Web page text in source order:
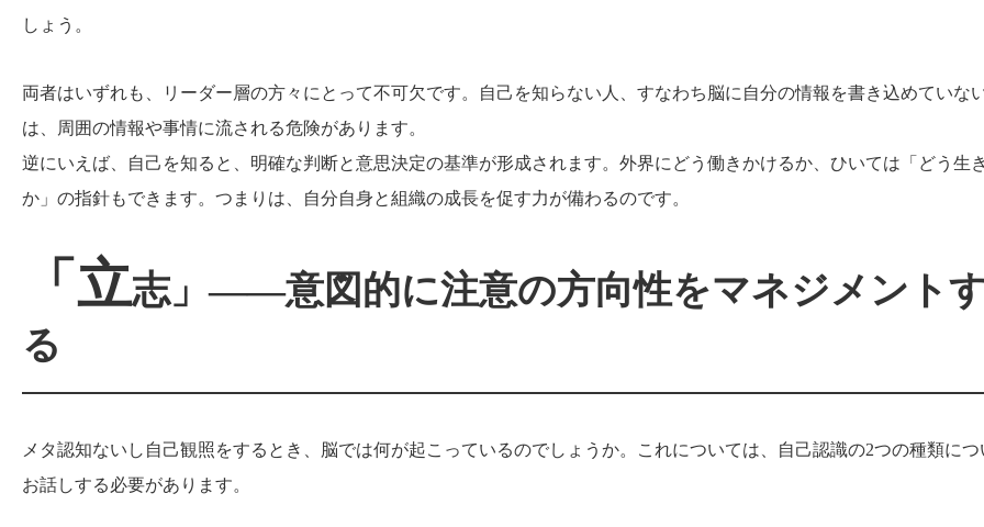
しょう。
両者はいずれも、リーダー層の方々にとって不可欠です。自己を知らない人、すなわち脳に自分の情報を書き込めていな
は、周囲の情報や事情に流される危険があります。
逆にいえば、自己を知ると、明確な判断と意思決定の基準が形成されます。外界にどう働きかけるか、ひいては「どう生
か」の指針もできます。つまりは、自分自身と組織の成長を促す力が備わるのです。
「立志」――意図的に注意の方向性をマネジメント
る
メタ認知ないし自己観照をするとき、脳では何が起こっているのでしょうか。これについては、自己認識の2つの種類につ
お話しする必要があります。